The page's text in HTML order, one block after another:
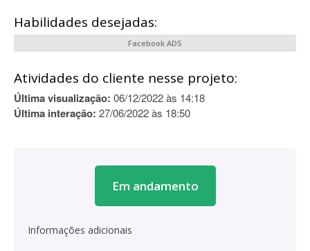
Habilidades desejadas:
Facebook ADS
Atividades do cliente nesse projeto:
Última visualização: 06/12/2022 às 14:18
Última interação: 27/06/2022 às 18:50
Em andamento
Informações adicionais